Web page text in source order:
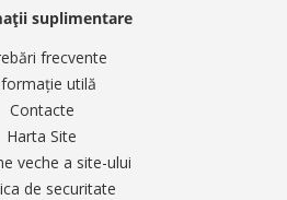
suplimentare
frecvente
utilă
Contacte
Harta Site
veche a site-ului
de securitate